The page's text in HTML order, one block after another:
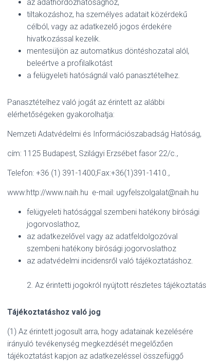
az adathordozhatósághoz,
tiltakozáshoz, ha személyes adatait közérdekű
célból, vagy az adatkezelő jogos érdekére
hivatkozással kezelik.
mentesüljön az automatikus döntéshozatal alól,
beleértve a profilalkotást
a felügyeleti hatóságnál való panasztételhez.
Panasztételhez való jogát az érintett az alábbi
elérhetőségeken gyakorolhatja:
Nemzeti Adatvédelmi és Információszabadság Hatóság,
cím: 1125 Budapest, Szilágyi Erzsébet fasor 22/c.,
Telefon: +36 (1) 391-1400;Fax:+36(1)391-1410.,
www:http://www.naih.hu e-mail: ugyfelszolgalat@naih.hu
felügyeleti hatósággal szembeni hatékony bírósági
jogorvoslathoz,
az adatkezelővel vagy az adatfeldolgozóval
szembeni hatékony bírósági jogorvoslathoz
az adatvédelmi incidensről való tájékoztatáshoz.
2. Az érintetti jogokról nyújtott részletes tájékoztatás
Tájékoztatáshoz való jog
(1) Az érintett jogosult arra, hogy adatainak kezelésére
irányuló tevékenység megkezdését megelőzően
tájékoztatást kapjon az adatkezeléssel összefüggő